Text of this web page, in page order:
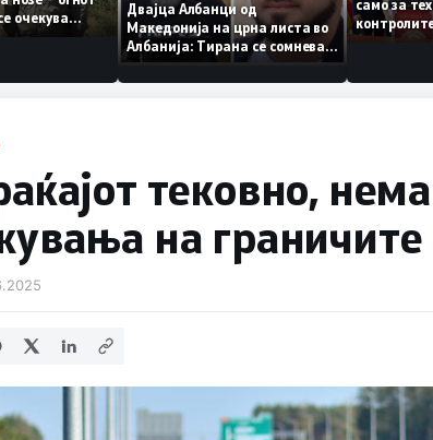
се очекува
Двајца Албанци од
Македонија на црна листа во
Албанија: Тирана се сомнева
дека работеле за
терористички организации
само
тековно,
на